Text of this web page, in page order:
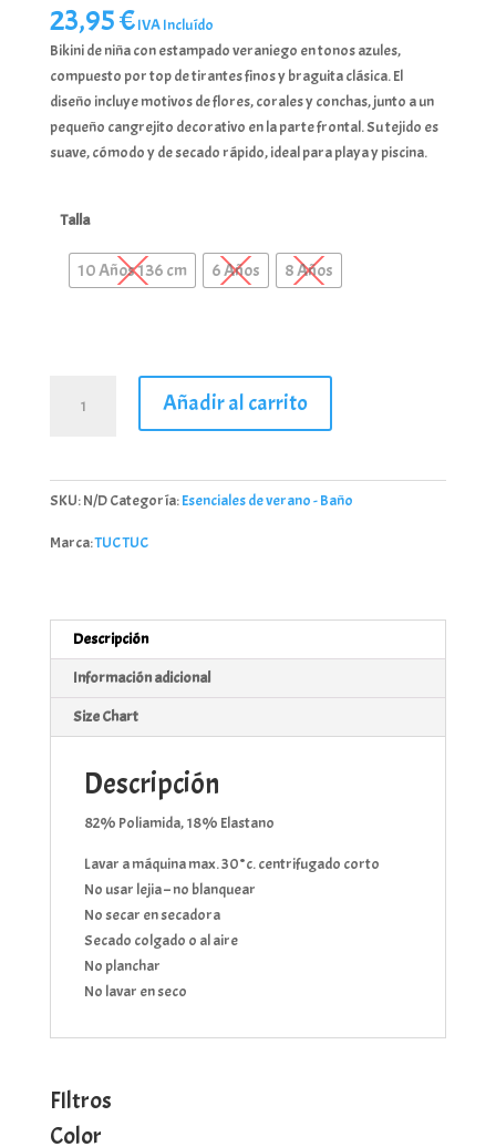
23,95€IVA Incluído
Bikini de niña con estampado veraniego en tonos azules,
compuesto por top de tirantes finos y braguita clásica. El
diseño incluye motivos de flores, corales y conchas, junto a un
pequeño cangrejito decorativo en la parte frontal. Su tejido es
suave, cómodo y de secado rápido, ideal para playa y piscina.
Talla
10 Años 136 cm 6 Años 8 Años
cantidad
Añadir al carrito
SKU:N/DCategoría:Esenciales de verano - Baño
Marca:TUC TUC
Descripción
Información adicional
Size Chart
Descripción
82% Poliamida, 18% Elastano
Lavar a máquina max. 30°c. centrifugado corto
No usar lejia – no blanquear
No secar en secadora
Secado colgado o al aire
No planchar
No lavar en seco
FIltros
Color